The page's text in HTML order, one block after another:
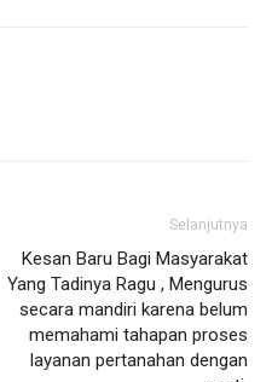
Selanjutnya
Kesan Baru Bagi Masyarakat
Yang Tadinya Ragu , Mengurus
secara mandiri karena belum
memahami tahapan proses
layanan pertanahan dengan